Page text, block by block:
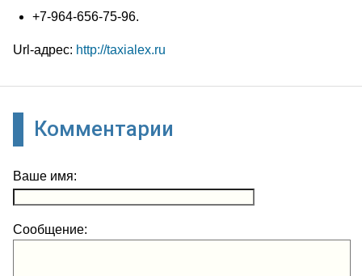
+7-964-656-75-96.
Url-адрес: http://taxialex.ru
Комментарии
Ваше имя:
Сообщение: